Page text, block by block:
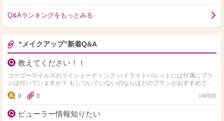
Q&Aランキングをもっとみる
“メイクアップ”新着Q&A
教えてください！！
ゴーゴーテイルズのマイシェーディング ハイライトパレットには付属にブラ
シは付いていますか？ もしついていないのならばどのブラシがおすすめです
か？
0 0 1時間前
ビューラー情報知りたい